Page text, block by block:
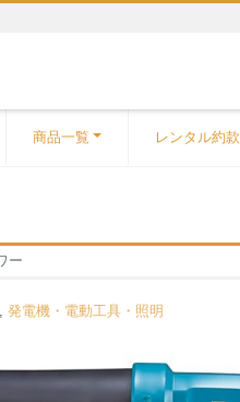
商品一覧 レンタル約款
ー
発電機・電動工具・照明